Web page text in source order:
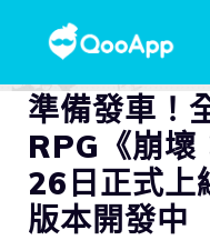
準備發車！
RPG《崩壞
26日正式
版本開發中